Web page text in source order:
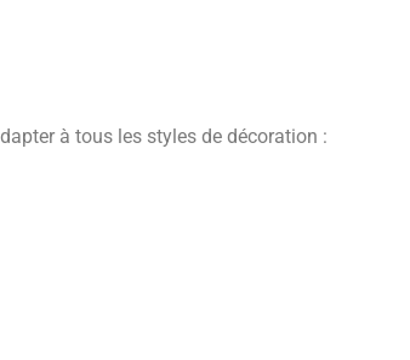
à tous les styles de décoration :